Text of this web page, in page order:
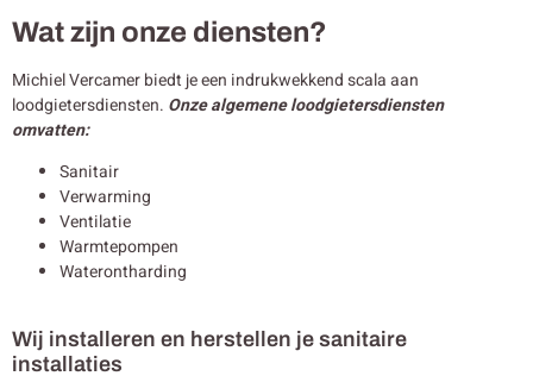
Wat zijn onze diensten?
Michiel Vercamer biedt je een indrukwekkend scala aan
loodgietersdiensten. Onze algemene loodgietersdiensten
omvatten:
Sanitair
Verwarming
Ventilatie
Warmtepompen
Waterontharding
Wij installeren en herstellen je sanitaire
installaties